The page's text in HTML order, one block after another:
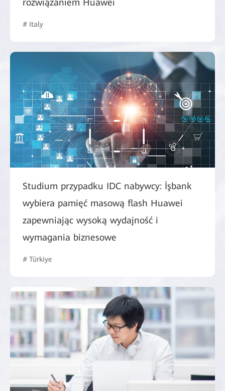
rozwiązaniem Huawei
# Italy
Studium przypadku IDC nabywcy: İşbank
wybiera pamięć masową flash Huawei
zapewniając wysoką wydajność i
wymagania biznesowe
# Türkiye